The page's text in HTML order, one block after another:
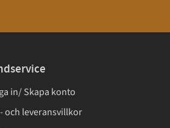
in/ Skapa konto
och leveransvillkor